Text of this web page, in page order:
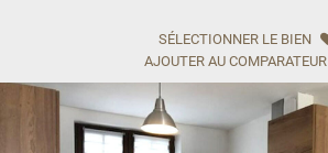
SÉLECTIONNER LE BIEN
AJOUTER AU COMPARATEUR